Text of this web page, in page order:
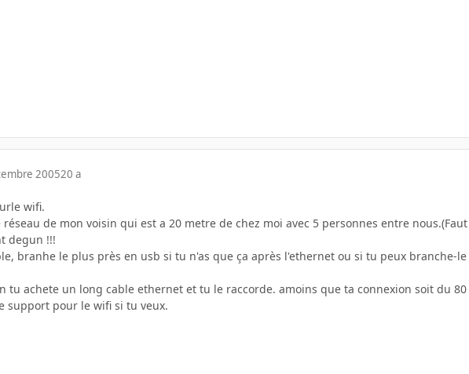
200520 a
wifi.
de mon voisin qui est a 20 metre de chez moi avec 5 personnes entre
degun !!!
branhe le plus près en usb si tu n'as que ça après l'ethernet ou si tu peux branche-
tu achete un long cable ethernet et tu le raccorde. amoins que ta connexion soit du
support pour le wifi si tu veux.